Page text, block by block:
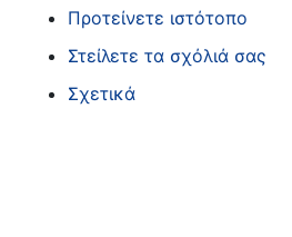
Προτείνετε ιστότοπο
Στείλετε τα σχόλιά σας
Σχετικά